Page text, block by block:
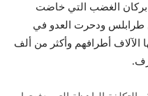
بركان الغضب التي خاضت
طرابلس ودحرت العدو في
أطرافهم وأكثر من ألف